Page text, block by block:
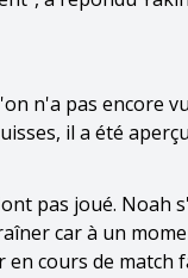
n'a pas encore
il a été
pas joué. Noah
car à un
cours de match